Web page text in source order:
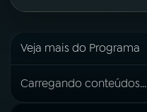
Veja mais do Programa
Carregando conteúdos...